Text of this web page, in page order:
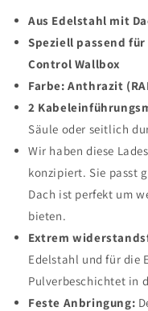
Aus Edelstahl mit
Speziell passend
Control Wallbox
Farbe: Anthrazit
2
Säule oder seitlich
Wir haben diese
konzipiert. Sie passt
Dach ist perfekt um
bieten.
Extrem
Edelstahl und für die
Pulverbeschichtet in
Feste Anbringung: